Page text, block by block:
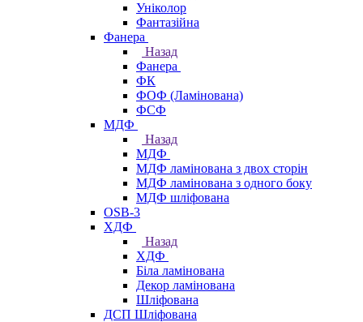
Уніколор
Фантазійна
Фанера
Назад
Фанера
ФК
ФОФ (Ламінована)
ФСФ
МДФ
Назад
МДФ
МДФ ламінована з двох сторін
МДФ ламінована з одного боку
МДФ шліфована
OSB-3
ХДФ
Назад
ХДФ
Біла ламінована
Декор ламінована
Шліфована
ДСП Шліфована